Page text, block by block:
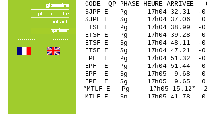
CODE QP PHASE HEURE
SJPF E Pg
SJPF E Sg 17h04
ETSF E Pg
ETSF E Pg
ETSF E Sg 17h04
ETSF E Sg 17h04
EPF E Pg 17h04
EPF E Pg 17h04
EPF E Sg 17h05
EPF E Sg 17h05 9.65
*MTLF E Pg
MTLF E Sn 17h05